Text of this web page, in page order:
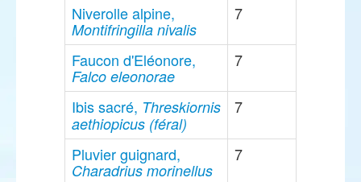
Niverolle alpine,
Montifringilla nivalis
7
Faucon d'Eléonore,
Falco eleonorae
7
Ibis sacré, Threskiornis
aethiopicus (féral)
7
Pluvier guignard,
Charadrius morinellus
7